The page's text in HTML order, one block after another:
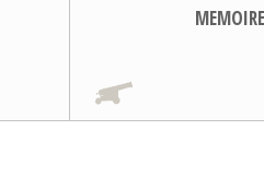
MEMOIRE